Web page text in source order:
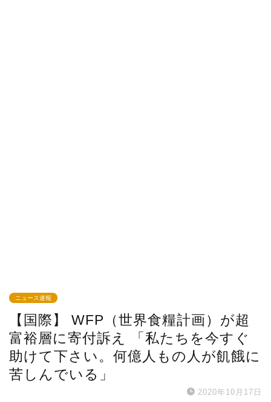
ニュース速報
【国際】 WFP（世界食糧計画）が超
富裕層に寄付訴え 「私たちを今すぐ
助けて下さい。何億人もの人が飢餓に
苦しんでいる」
2020年10月17日